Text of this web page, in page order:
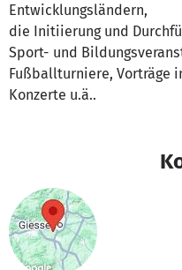
Entwicklungsländern,
die Initiierung und
Sport- und
Fußballturniere, Vorträge
Konzerte u.ä..